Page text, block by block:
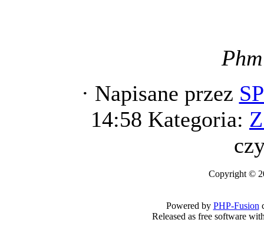
· Napisane przez
14:58 Kategoria:
Copyright ©
Powered by PHP-Fusion
Released as free software